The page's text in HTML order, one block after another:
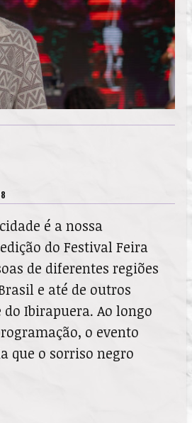
é a nossa
do Festival Feira
de diferentes regiões
e até de outros
do Ibirapuera. Ao longo
o evento
que o sorriso negro